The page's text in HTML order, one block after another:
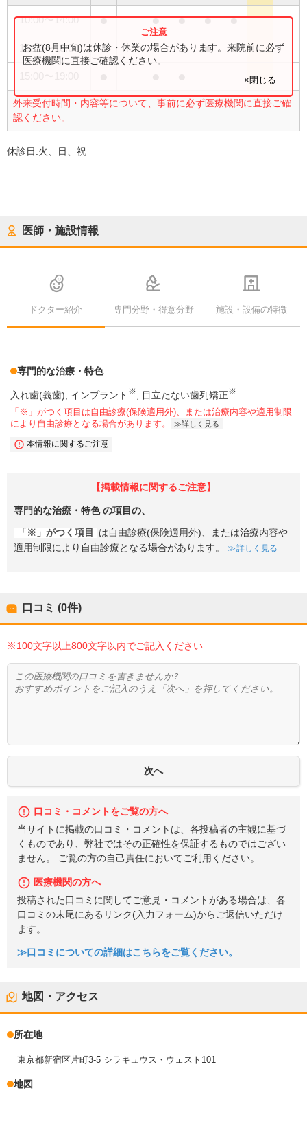
10:00〜14:00 ● ● ● ● ●
15:00〜18:00 ● ●
外来受付時間・内容等について、事前に必ず医療機関に直接ご確
認ください。
お盆(8月中旬)は休診・休業の場合があります。来院前に必ず
医療機関に直接ご確認ください。
×閉じる
休診日:火、日、祝
医師・施設情報
ドクター紹介 専門分野・得意分野 施設・設備の特徴
専門的な治療・特色
入れ歯(義歯) インプラント ※ 目立たない歯列矯正※
「※」がつく項目は自由診療(保険適用外)、または治療内容や適用制限
により自由診療となる場合があります。
詳しく見る
本情報に関するご注意
【掲載情報に関するご注意】
専門的な治療・特色の項目の、
「※」がつく項目
は自由診療(保険適用外)、または治療内容や
適用制限により自由診療となる場合があります。
詳しく見る
口コミ (0件)
※100文字以上800文字以内でご記入ください
口コミ・コメントをご覧の方へ
当サイトに掲載の口コミ・コメントは、各投稿者の主観に基づ
くものであり、弊社ではその正確性を保証するものではござい
ません。 ご覧の方の自己責任においてご利用ください。
医療機関の方へ
投稿された口コミに関してご意見・コメントがある場合は、各
口コミの末尾にあるリンク(入力フォーム)からご返信いただけ
ます。
≫口コミについての詳細はこちらをご覧ください。
地図・アクセス
所在地
東京都新宿区片町3-5 シラキュウス・ウェスト101
地図